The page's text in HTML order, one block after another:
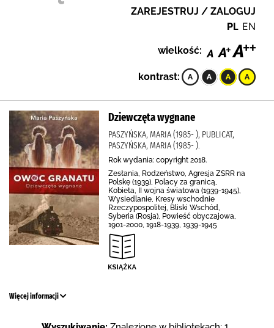
ZAREJESTRUJ / ZALOGUJ
PL EN
wielkość:
kontrast:
Dziewczęta wygnane
PASZYŃSKA, MARIA (1985- ), PUBLICAT,
PASZYŃSKA, MARIA (1985- ).
Rok wydania: copyright 2018.
Zesłania, Rodzeństwo, Agresja ZSRR na
Polskę (1939), Polacy za granicą,
Kobieta, II wojna światowa (1939-1945),
Wysiedlanie, Kresy wschodnie
Rzeczypospolitej, Bliski Wschód,
Syberia (Rosja), Powieść obyczajowa,
1901-2000, 1918-1939, 1939-1945
Więcej informacji